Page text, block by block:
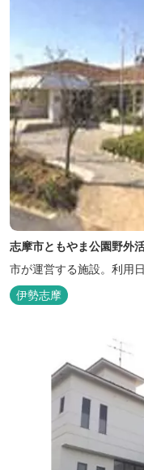
志摩市ともやま公園野外
市が運営する施設。利用
伊勢志摩